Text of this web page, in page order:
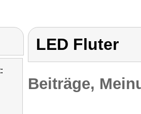
LED Fluter
Beiträge,